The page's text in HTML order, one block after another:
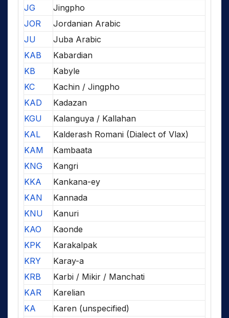
JG
Jingpho
JOR
Jordanian Arabic
JU
Juba Arabic
KAB
Kabardian
KB
Kabyle
KC
Kachin / Jingpho
KAD
Kadazan
KGU
Kalanguya / Kallahan
KAL
Kalderash Romani (Dialect of Vlax)
KAM
Kambaata
KNG
Kangri
KKA
Kankana-ey
KAN
Kannada
KNU
Kanuri
KAO
Kaonde
KPK
Karakalpak
KRY
Karay-a
KRB
Karbi / Mikir / Manchati
KAR
Karelian
KA
Karen (unspecified)